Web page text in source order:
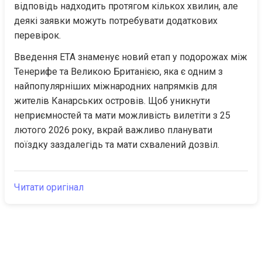
відповідь надходить протягом кількох хвилин, але
деякі заявки можуть потребувати додаткових
перевірок.
Введення ETA знаменує новий етап у подорожах між
Тенерифе та Великою Британією, яка є одним з
найпопулярніших міжнародних напрямків для
жителів Канарських островів. Щоб уникнути
неприємностей та мати можливість вилетіти з 25
лютого 2026 року, вкрай важливо планувати
поїздку заздалегідь та мати схвалений дозвіл.
Читати оригінал